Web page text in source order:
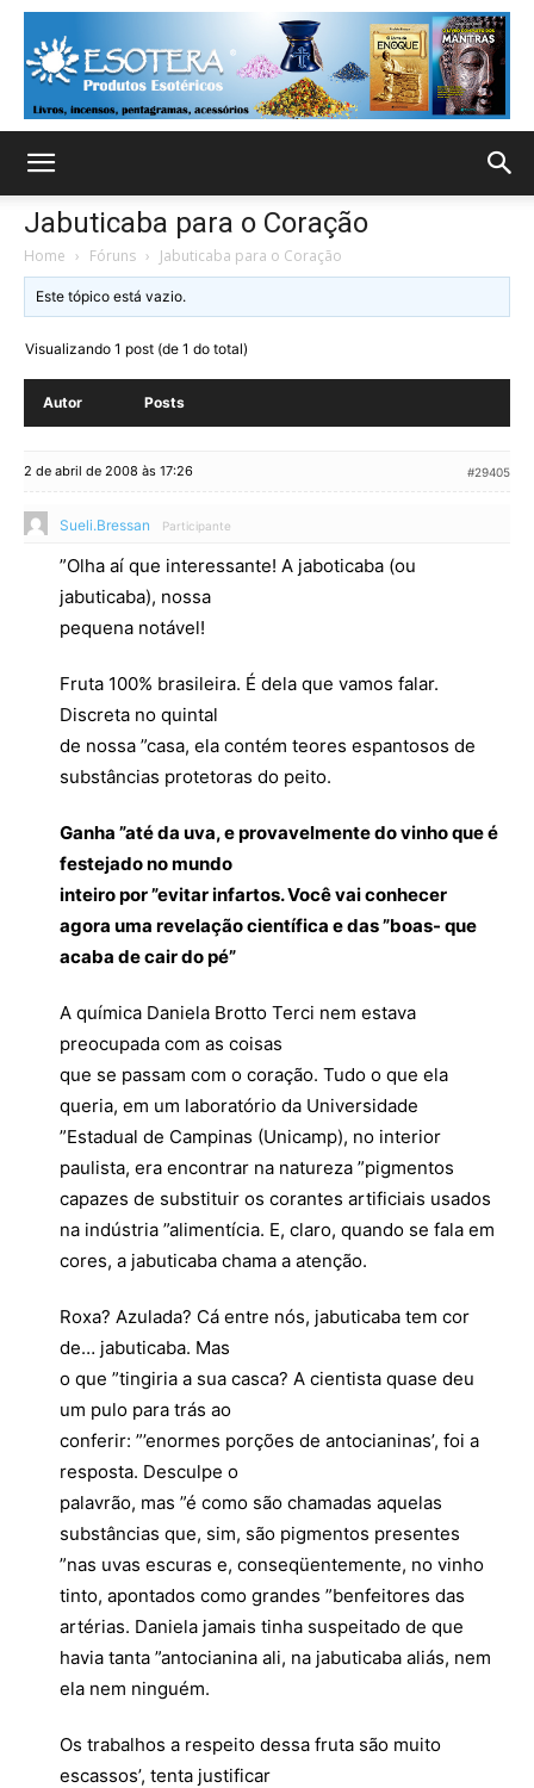
Jabuticaba para o Coração
Home › Fóruns › Jabuticaba para o Coração
Este tópico está vazio.
Visualizando 1 post (de 1 do total)
Autor Posts
2 de abril de 2008 às 17:26 #29405
Sueli.Bressan Participante
”Olha aí que interessante! A jaboticaba (ou
jabuticaba), nossa
pequena notável!
Fruta 100% brasileira. É dela que vamos falar.
Discreta no quintal
de nossa ”casa, ela contém teores espantosos de
substâncias protetoras do peito.
Ganha ”até da uva, e provavelmente do vinho que é
festejado no mundo
inteiro por ”evitar infartos. Você vai conhecer
agora uma revelação científica e das ”boas- que
acaba de cair do pé”
A química Daniela Brotto Terci nem estava
preocupada com as coisas
que se passam com o coração. Tudo o que ela
queria, em um laboratório da Universidade
”Estadual de Campinas (Unicamp), no interior
paulista, era encontrar na natureza ”pigmentos
capazes de substituir os corantes artificiais usados
na indústria ”alimentícia. E, claro, quando se fala em
cores, a jabuticaba chama a atenção.
Roxa? Azulada? Cá entre nós, jabuticaba tem cor
de… jabuticaba. Mas
o que ”tingiria a sua casca? A cientista quase deu
um pulo para trás ao
conferir: ”’enormes porções de antocianinas’, foi a
resposta. Desculpe o
palavrão, mas ”é como são chamadas aquelas
substâncias que, sim, são pigmentos presentes
”nas uvas escuras e, conseqüentemente, no vinho
tinto, apontados como grandes ”benfeitores das
artérias. Daniela jamais tinha suspeitado de que
havia tanta ”antocianina ali, na jabuticaba aliás, nem
ela nem ninguém.
Os trabalhos a respeito dessa fruta são muito
escassos’, tenta justificar